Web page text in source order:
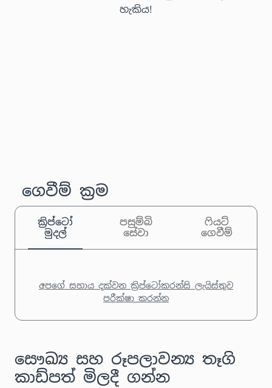
හැකිය!
ගෙවීම් ක්‍රම
ක්‍රිප්ටෝ
මුදල්
පසුම්බි
සේවා
ෆියට්
ගෙවීම්
අපගේ සහාය දක්වන ක්‍රිප්ටෝකරන්සි ලැයිස්තුව
පරීක්ෂා කරන්න
සෞඛ්‍ය සහ රූපලාවන්‍ය තෑගි
කාඩ්පත් මිලදී ගන්න